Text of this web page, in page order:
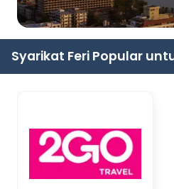
Syarikat Feri Popular